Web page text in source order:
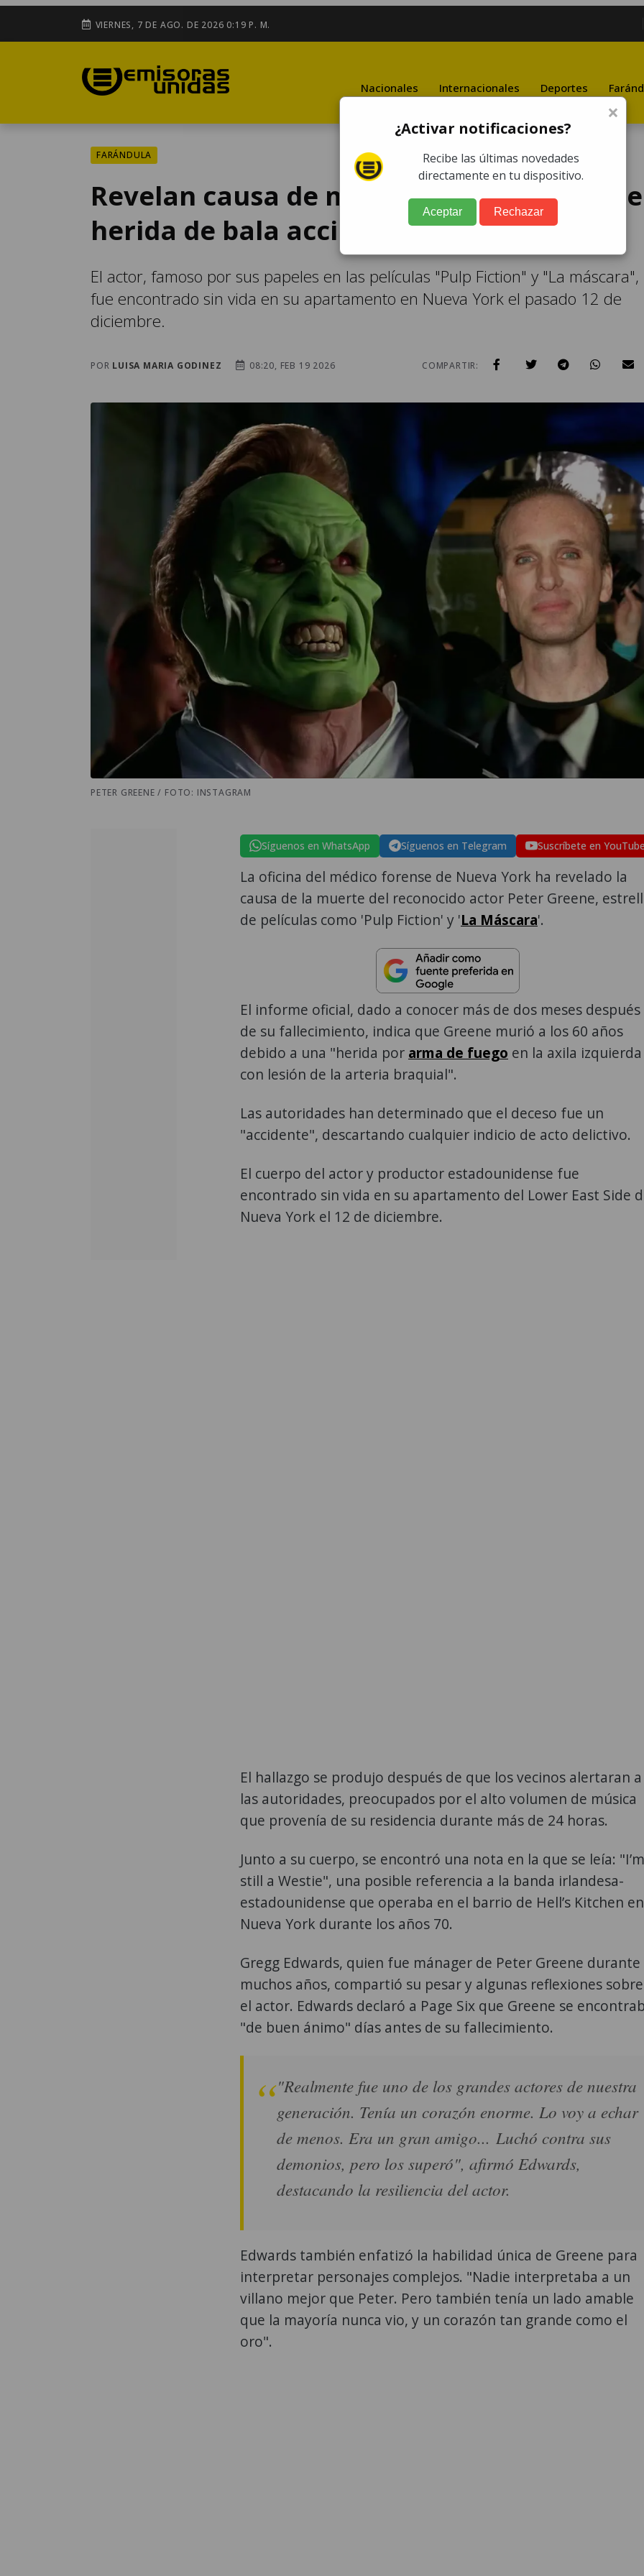
VIERNES, 7 DE AGO. DE 2026 0:19 P. M.
Nacionales Internacionales Deportes
FARÁNDULA
Revelan causa de muerte de Peter
herida de bala accidental
El actor, famoso por sus papeles en las películas "Pulp Fiction" y "La máscara",
fue encontrado sin vida en su apartamento en Nueva York el pasado 12 de
diciembre.
POR LUISA MARIA GODINEZ 08:20, FEB 19 2026 COMPARTIR:
PETER GREENE / FOTO: INSTAGRAM
Síguenos en WhatsApp Síguenos en Telegram Suscríbete en
La oficina del médico forense de Nueva York ha revelado la
causa de la muerte del reconocido actor Peter Greene,
de películas como 'Pulp Fiction' y 'La Máscara'.
El informe oficial, dado a conocer más de dos meses después
de su fallecimiento, indica que Greene murió a los 60 años
debido a una "herida por arma de fuego en la axila izquierda
con lesión de la arteria braquial".
Las autoridades han determinado que el deceso fue un
"accidente", descartando cualquier indicio de acto delictivo.
El cuerpo del actor y productor estadounidense fue
encontrado sin vida en su apartamento del Lower East Side
Nueva York el 12 de diciembre.
El hallazgo se produjo después de que los vecinos alertaran a
las autoridades, preocupados por el alto volumen de música
que provenía de su residencia durante más de 24 horas.
Junto a su cuerpo, se encontró una nota en la que se leía: "I’m
still a Westie", una posible referencia a la banda irlandesa-
estadounidense que operaba en el barrio de Hell’s Kitchen en
Nueva York durante los años 70.
Gregg Edwards, quien fue mánager de Peter Greene durante
muchos años, compartió su pesar y algunas reflexiones sobre
el actor. Edwards declaró a Page Six que Greene se
"de buen ánimo" días antes de su fallecimiento.
"Realmente fue uno de los grandes actores de nuestra
generación. Tenía un corazón enorme. Lo voy a echar
de menos. Era un gran amigo... Luchó contra sus
demonios, pero los superó", afirmó Edwards,
destacando la resiliencia del actor.
Edwards también enfatizó la habilidad única de Greene para
interpretar personajes complejos. "Nadie interpretaba a un
villano mejor que Peter. Pero también tenía un lado amable
que la mayoría nunca vio, y un corazón tan grande como el
oro".
×
¿Activar notificaciones?
Recibe las últimas novedades
directamente en tu dispositivo.
Aceptar Rechazar